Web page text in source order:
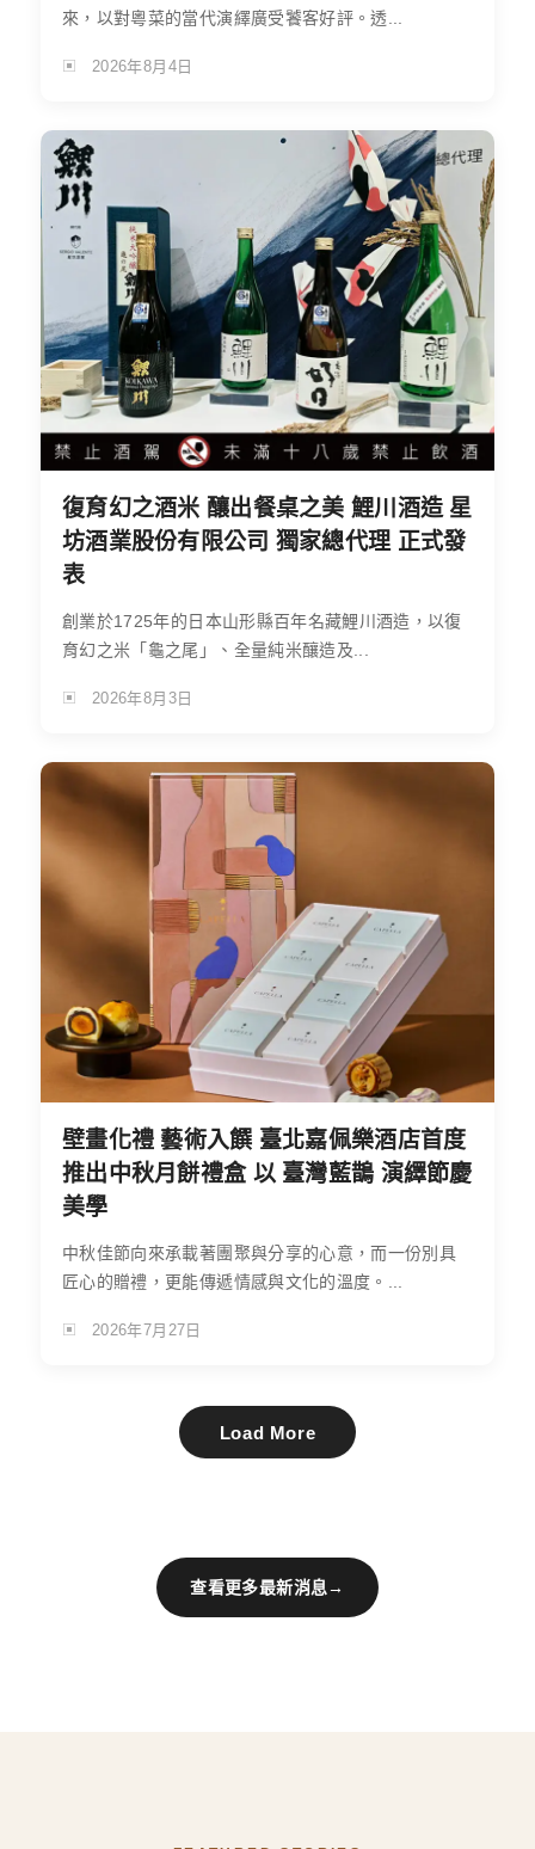
來，以對粵菜的當代演繹廣受饕客好評。透...
2026年8月4日
復育幻之酒米 釀出餐桌之美 鯉川酒造 星
坊酒業股份有限公司 獨家總代理 正式發
表
創業於1725年的日本山形縣百年名藏鯉川酒造，以復
育幻之米「龜之尾」、全量純米釀造及...
2026年8月3日
壁畫化禮 藝術入饌 臺北嘉佩樂酒店首度
推出中秋月餅禮盒 以 臺灣藍鵲 演繹節慶
美學
中秋佳節向來承載著團聚與分享的心意，而一份別具
匠心的贈禮，更能傳遞情感與文化的溫度。...
2026年7月27日
Load More
查看更多最新消息→